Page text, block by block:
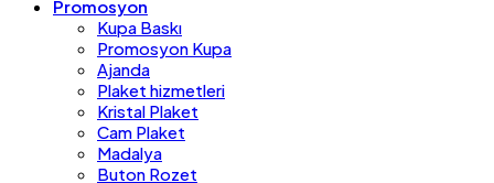
Promosyon
Kupa Baskı
Promosyon Kupa
Ajanda
Plaket hizmetleri
Kristal Plaket
Cam Plaket
Madalya
Buton Rozet